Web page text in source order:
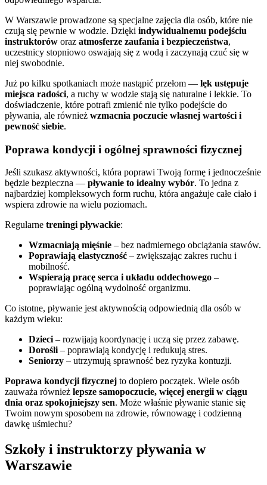
W Warszawie prowadzone są specjalne zajęcia dla osób, które nie
czują się pewnie w wodzie. Dzięki indywidualnemu podejściu
instruktorów oraz atmosferze zaufania i bezpieczeństwa,
uczestnicy stopniowo oswajają się z wodą i zaczynają czuć się w
niej swobodnie.
Już po kilku spotkaniach może nastąpić przełom — lęk ustępuje
miejsca radości, a ruchy w wodzie stają się naturalne i lekkie. To
doświadczenie, które potrafi zmienić nie tylko podejście do
pływania, ale również wzmacnia poczucie własnej wartości i
pewność siebie.
Poprawa kondycji i ogólnej sprawności fizycznej
Jeśli szukasz aktywności, która poprawi Twoją formę i jednocześnie
będzie bezpieczna — pływanie to idealny wybór. To jedna z
najbardziej kompleksowych form ruchu, która angażuje całe ciało i
wspiera zdrowie na wielu poziomach.
Regularne treningi pływackie:
Wzmacniają mięśnie – bez nadmiernego obciążania stawów.
Poprawiają elastyczność – zwiększając zakres ruchu i
mobilność.
Wspierają pracę serca i układu oddechowego –
poprawiając ogólną wydolność organizmu.
Co istotne, pływanie jest aktywnością odpowiednią dla osób w
każdym wieku:
Dzieci – rozwijają koordynację i uczą się przez zabawę.
Dorośli – poprawiają kondycję i redukują stres.
Seniorzy – utrzymują sprawność bez ryzyka kontuzji.
Poprawa kondycji fizycznej to dopiero początek. Wiele osób
zauważa również lepsze samopoczucie, więcej energii w ciągu
dnia oraz spokojniejszy sen. Może właśnie pływanie stanie się
Twoim nowym sposobem na zdrowie, równowagę i codzienną
dawkę uśmiechu?
Szkoły i instruktorzy pływania w
Warszawie